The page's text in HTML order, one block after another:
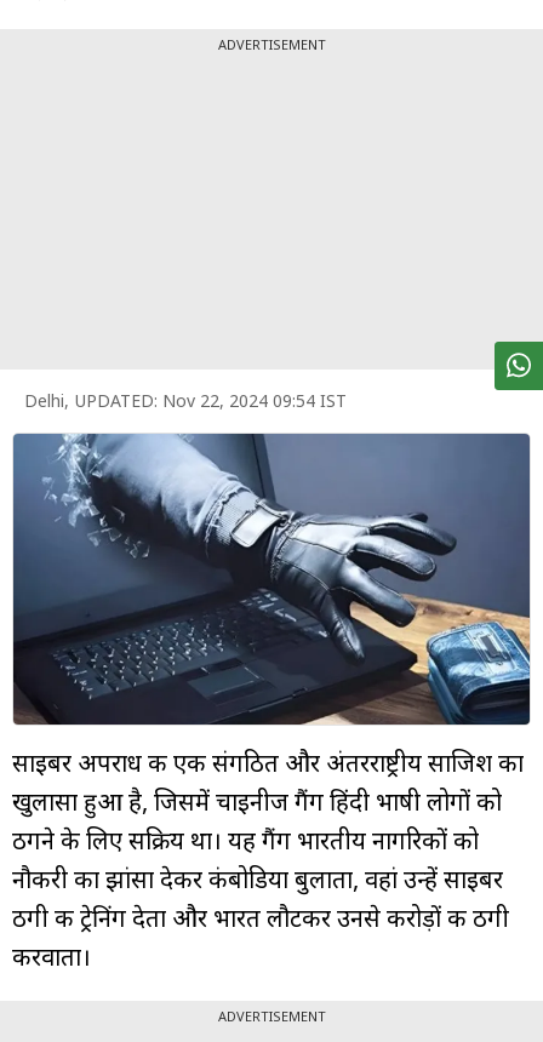
बिजनेस
न्यूज
वीडियो
म्यूचुअल
ADVERTISEMENT
Delhi, UPDATED: Nov 22, 2024 09:54 IST
साइबर अपराध की एक संगठित और अंतरराष्ट्रीय साजिश का
खुलासा हुआ है, जिसमें चाइनीज गैंग हिंदी भाषी लोगों को
ठगने के लिए सक्रिय था। यह गैंग भारतीय नागरिकों को
नौकरी का झांसा देकर कंबोडिया बुलाता, वहां उन्हें साइबर
ठगी की ट्रेनिंग देता और भारत लौटकर उनसे करोड़ों की ठगी
करवाता।
ADVERTISEMENT